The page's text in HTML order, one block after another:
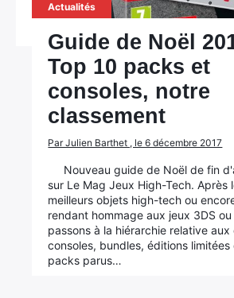
Actualités
Guide de Noël
Top 10 packs et
consoles, notre
classement
Par Julien Barthet , le 6 décembre 2017
Nouveau guide de Noël de fin
sur Le Mag Jeux High-Tech. Après
meilleurs objets high-tech ou
rendant hommage aux jeux 3DS
passons à la hiérarchie relative aux
consoles, bundles, éditions limitées
packs parus…